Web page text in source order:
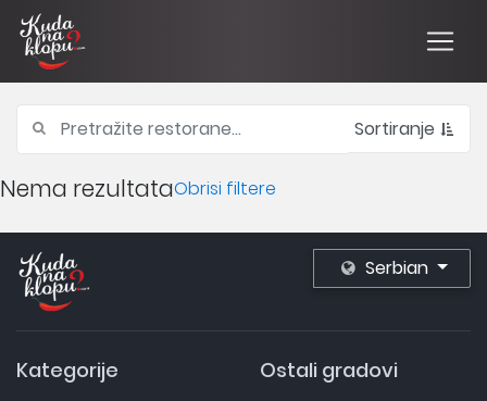
Sortiranje
Nema rezultataObrisi filtere
Serbian
Kategorije Ostali gradovi